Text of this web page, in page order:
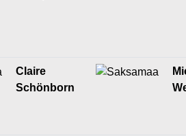
Claire
Schönborn